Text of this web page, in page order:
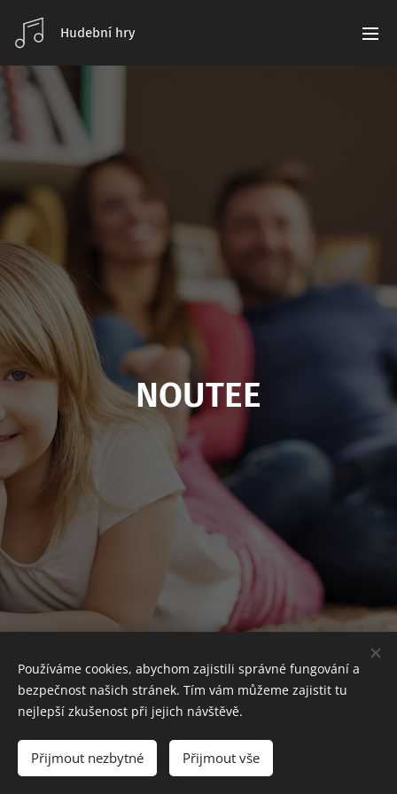
Hudební hry
NOUTEE
© 2016 VIA2ART_Cyril Kubiš
Používáme cookies, abychom zajistili správné fungování a
bezpečnost našich stránek. Tím vám můžeme zajistit tu
nejlepší zkušenost při jejich návštěvě.
Přijmout nezbytné Přijmout vše